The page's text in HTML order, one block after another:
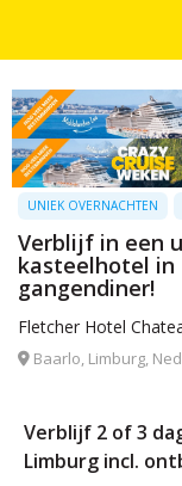
UNIEK OVERNACHTEN
Verblijf in een
kasteelhotel in
gangendiner!
Fletcher Hotel
Baarlo, Limburg,
Verblijf 2 of 3
Limburg incl.